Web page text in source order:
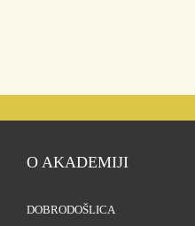
O AKADEMIJI
DOBRODOŠLICA